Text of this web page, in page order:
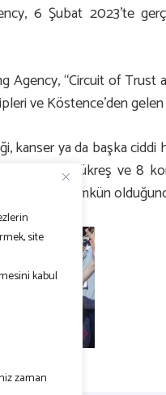
site
kabul
zaman
6 Şubat 2023’te
Agency, “Circuit of Trust
ve Köstence’den
kanser ya da başka ciddi
Köstence, Bükreş ve
mümkün